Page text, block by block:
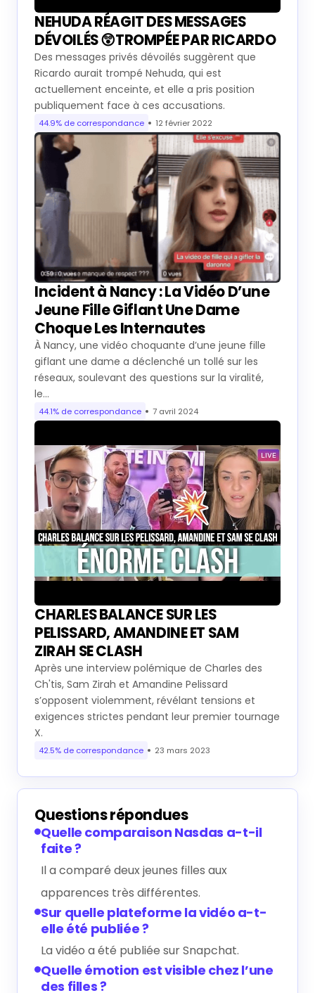
NEHUDA RÉAGIT DES MESSAGES
DÉVOILÉS 😲TROMPÉE PAR RICARDO
Des messages privés dévoilés suggèrent que
Ricardo aurait trompé Nehuda, qui est
actuellement enceinte, et elle a pris position
publiquement face à ces accusations.
44.9% de correspondance 12 février 2022
Incident à Nancy : La Vidéo D’une
Jeune Fille Giflant Une Dame
Choque Les Internautes
À Nancy, une vidéo choquante d’une jeune fille
giflant une dame a déclenché un tollé sur les
réseaux, soulevant des questions sur la viralité,
le…
44.1% de correspondance 7 avril 2024
CHARLES BALANCE SUR LES
PELISSARD, AMANDINE ET SAM
ZIRAH SE CLASH
Après une interview polémique de Charles des
Ch'tis, Sam Zirah et Amandine Pelissard
s’opposent violemment, révélant tensions et
exigences strictes pendant leur premier tournage
X.
42.5% de correspondance 23 mars 2023
Questions répondues
Quelle comparaison Nasdas a-t-il
faite ?
Il a comparé deux jeunes filles aux
apparences très différentes.
Sur quelle plateforme la vidéo a-t-
elle été publiée ?
La vidéo a été publiée sur Snapchat.
Quelle émotion est visible chez l’une
des filles ?